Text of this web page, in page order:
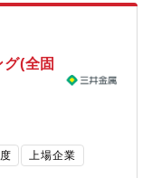
らに、業務基盤を抜
構築プロジェクト」
管子会社支援・グ
が急務となっていま
将来の機械事業部門
育成・増強を目指
という組織名です
テム化し、難易度の
おくチームです。ゆ
(全固
上場企業